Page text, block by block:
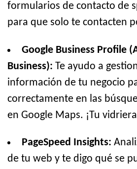
formularios de contacto de
para que solo te contacten
Google Business Profile
Business): Te ayudo a
información de tu negocio
correctamente en las
en Google Maps. ¡Tu
PageSpeed Insights:
de tu web y te digo qué se